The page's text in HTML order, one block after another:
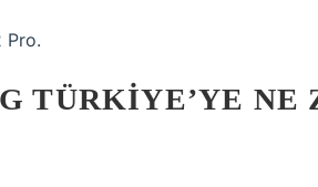
Pro.
TÜRKIYE’YE NE